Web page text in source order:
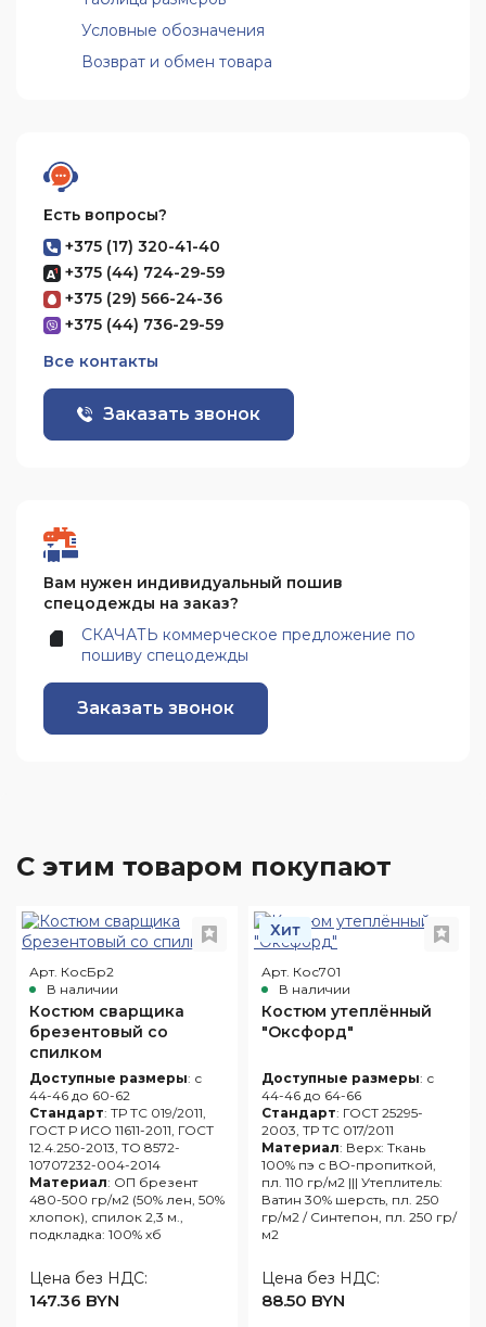
Условные обозначения
Возврат и обмен товара
Есть вопросы?
+375 (17) 320-41-40
+375 (44) 724-29-59
+375 (29) 566-24-36
+375 (44) 736-29-59
Все контакты
Заказать звонок
Вам нужен индивидуальный пошив
спецодежды на заказ?
СКАЧАТЬ коммерческое предложение по
пошиву спецодежды
Заказать звонок
С этим товаром покупают
Арт. КосБр2
В наличии
Костюм сварщика
брезентовый со
спилком
Доступные размеры: с
44-46 до 60-62
Стандарт: ТР ТС 019/2011,
ГОСТ Р ИСО 11611-2011, ГОСТ
12.4.250-2013, ТО 8572-
10707232-004-2014
Материал: ОП брезент
480-500 гр/м2 (50% лен, 50%
хлопок), спилок 2,3 м.,
подкладка: 100% хб
Цена без НДС:
147.36 BYN
Хит
Арт. Кос701
В наличии
Костюм утеплённый
"Оксфорд"
Доступные размеры: с
44-46 до 64-66
Стандарт: ГОСТ 25295-
2003, ТР ТС 017/2011
Материал: Верх: Ткань
100% пэ с ВО-пропиткой,
пл. 110 гр/м2 ||| Утеплитель:
Ватин 30% шерсть, пл. 250
гр/м2 / Синтепон, пл. 250 гр/
м2
Цена без НДС:
88.50 BYN